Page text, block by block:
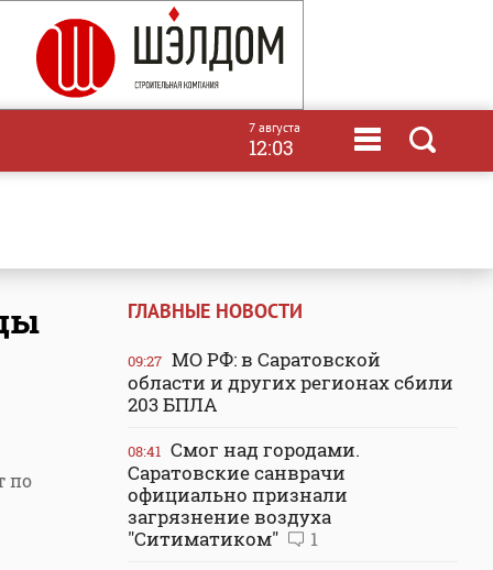
7 августа
12:03
по
ГЛАВНЫЕ НОВОСТИ
09:27 МО РФ: в Саратовской
области и других регионах сбили
203 БПЛА
08:41 Смог над городами.
Саратовские санврачи
официально признали
загрязнение воздуха
"Ситиматиком"
1